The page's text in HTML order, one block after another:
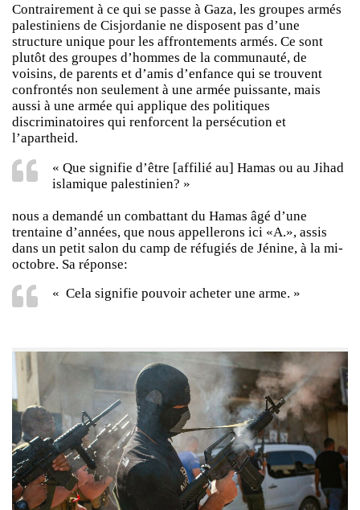
Contrairement à ce qui se passe à Gaza, les groupes armés
palestiniens de Cisjordanie ne disposent pas d’une
structure unique pour les affrontements armés. Ce sont
plutôt des groupes d’hommes de la communauté, de
voisins, de parents et d’amis d’enfance qui se trouvent
confrontés non seulement à une armée puissante, mais
aussi à une armée qui applique des politiques
discriminatoires qui renforcent la persécution et
l’apartheid.
« Que signifie d’être [affilié au] Hamas ou au Jihad
islamique palestinien? »
nous a demandé un combattant du Hamas âgé d’une
trentaine d’années, que nous appellerons ici «A.», assis
dans un petit salon du camp de réfugiés de Jénine, à la mi-
octobre. Sa réponse:
« Cela signifie pouvoir acheter une arme. »